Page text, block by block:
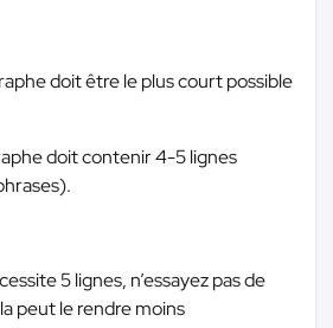
doit être le plus court possible
doit contenir 4-5 lignes
5 lignes, n’essayez pas de
peut le rendre moins